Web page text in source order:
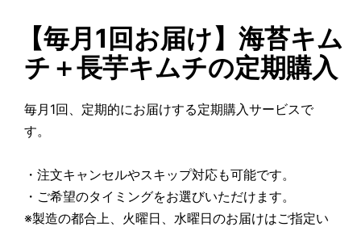
【毎月1回お届け】海苔キム
チ＋長芋キムチの定期購入
毎月1回、定期的にお届けする定期購入サービスで
す。
・注文キャンセルやスキップ対応も可能です。
・ご希望のタイミングをお選びいただけます。
※製造の都合上、火曜日、水曜日のお届けはご指定い